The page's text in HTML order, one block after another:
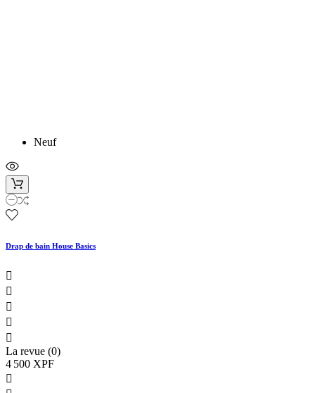
Neuf
Drap de bain House Basics





La revue (0)
4 500 XPF
